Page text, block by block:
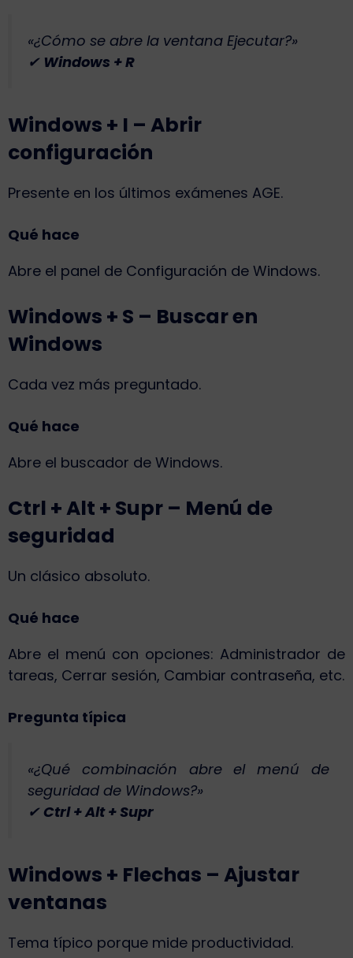
«¿Cómo se abre la ventana Ejecutar?»
✔ Windows + R
Windows + I – Abrir
configuración
Presente en los últimos exámenes AGE.
Qué hace
Abre el panel de Configuración de Windows.
Windows + S – Buscar en
Windows
Cada vez más preguntado.
Qué hace
Abre el buscador de Windows.
Ctrl + Alt + Supr – Menú de
seguridad
Un clásico absoluto.
Qué hace
Abre el menú con opciones: Administrador de
tareas, Cerrar sesión, Cambiar contraseña, etc.
Pregunta típica
«¿Qué combinación abre el menú de
seguridad de Windows?»
✔ Ctrl + Alt + Supr
Windows + Flechas – Ajustar
ventanas
Tema típico porque mide productividad.